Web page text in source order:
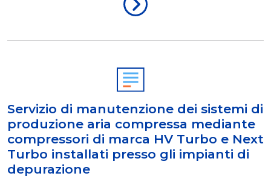
Servizio di manutenzione dei sistemi di
produzione aria compressa mediante
compressori di marca HV Turbo e Next
Turbo installati presso gli impianti di
depurazione